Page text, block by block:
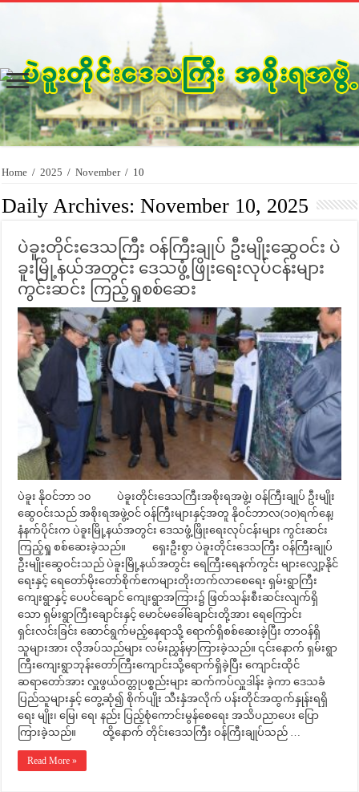
Home / 2025 / November / 10
Daily Archives:November 10, 2025
ပဲခူးတိုင်းဒေသကြီး ဝန်ကြီးချုပ် ဦးမျိုးဆွေဝင်း ပဲ
ခူးမြို့နယ်အတွင်း ဒေသဖွံ့ဖြိုးရေးလုပ်ငန်းများ
ကွင်းဆင်း ကြည့်ရှုစစ်ဆေး
ပဲခူး နိုဝင်ဘာ ၁၀ ပဲခူးတိုင်းဒေသကြီးအစိုးရအဖွဲ့၊ ဝန်ကြီးချုပ် ဦးမျိုး
ဆွေဝင်းသည် အစိုးရအဖွဲ့ဝင် ဝန်ကြီးများနှင့်အတူ နိုဝင်ဘာလ(၁၀)ရက်နေ့၊
နံနက်ပိုင်းက ပဲခူးမြို့နယ်အတွင်း ဒေသဖွံ့ဖြိုးရေးလုပ်ငန်းများ ကွင်းဆင်း
ကြည့်ရှု စစ်ဆေးခဲ့သည်။ ရှေးဦးစွာ ပဲခူးတိုင်းဒေသကြီး ဝန်ကြီးချုပ်
ဦးမျိုးဆွေဝင်းသည် ပဲခူးမြို့နယ်အတွင်း ရေကြီးရေနက်ကွင်း များလျှော့နိုင်
ရေးနှင့် ရေတော်မိုးတော်စိုက်ဧကများတိုးတက်လာစေရေး ရှမ်းရွာကြီး
ကျေးရွာနှင့် ပေပင်ချောင် ကျေးရွာအကြား၌ ဖြတ်သန်းစီးဆင်းလျက်ရှိ
သော ရှမ်းရွာကြီးချောင်းနှင့် မောင်မခေါ်ချောင်းတို့အား ရေကြောင်း
ရှင်းလင်းခြင်း ဆောင်ရွက်မည့်နေရာသို့ ရောက်ရှိစစ်ဆေးခဲ့ပြီး တာဝန်ရှိ
သူများအား လိုအပ်သည်များ လမ်းညွှန်မှာကြားခဲ့သည်။ ၎င်းနောက် ရှမ်းရွာ
ကြီးကျေးရွာဘုန်းတော်ကြီးကျောင်းသို့ရောက်ရှိခဲ့ပြီး ကျောင်းထိုင်
ဆရာတော်အား လှူဖွယ်ဝတ္တုပစ္စည်းများ ဆက်ကပ်လှူဒါန်း ခဲ့ကာ ဒေသခံ
ပြည်သူများနှင့် တွေ့ဆုံ၍ စိုက်ပျိုး သီးနှံအလိုက် ပန်းတိုင်အထွက်နှုန်းရရှိ
ရေး မျိုး၊ မြေ၊ ရေ၊ နည်း ပြည့်စုံကောင်းမွန်စေရေး အသိပညာပေး ပြော
ကြားခဲ့သည်။ ထို့နောက် တိုင်းဒေသကြီး ဝန်ကြီးချုပ်သည် …
Read More »